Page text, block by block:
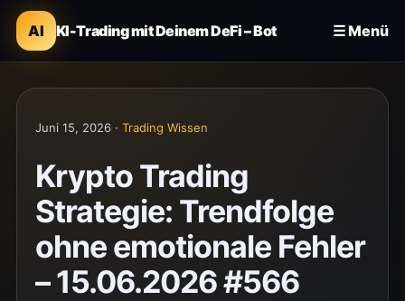
AI KI-Trading mit Deinem DeFi – Bot ☰ Menü
Juni 15, 2026 · Trading Wissen
Krypto Trading
Strategie: Trendfolge
ohne emotionale Fehler
– 15.06.2026 #566